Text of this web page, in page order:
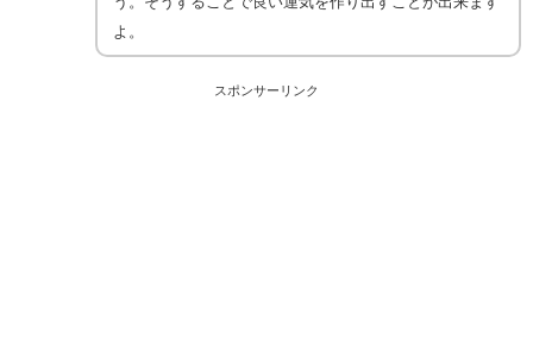
よ。
スポンサーリンク